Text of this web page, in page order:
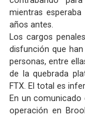
mientras
años antes.
Los cargos
disfunción que
personas, entre
de la quebrada
FTX. El total es
En un comunicado
operación en